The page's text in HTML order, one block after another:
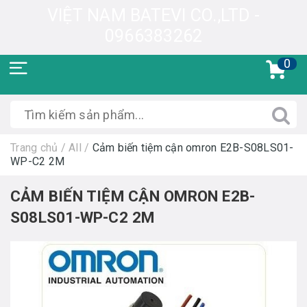
0
Trang chủ / All / Cảm biến tiệm cận omron E2B-S08LS01-
WP-C2 2M
CẢM BIẾN TIỆM CẬN OMRON E2B-
S08LS01-WP-C2 2M